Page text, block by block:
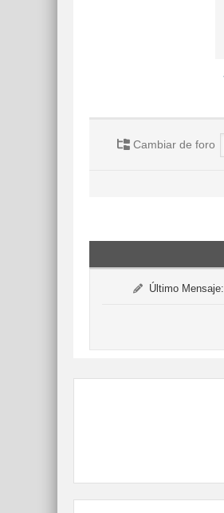
Cambiar de foro
Último Mensaje: